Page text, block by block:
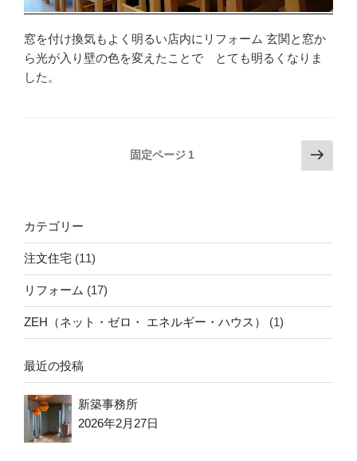
窓を付け換気もよく明るい店内にリフォーム 玄関と窓か
ら光が入り壁の色を変えたことで とても明るくなりま
した。
ペ
ー
ジ
送
り
固定ページ 1
次
の
カテゴリー
注文住宅 (11)
リフォーム (17)
ZEH（ネット・ゼロ・ エネルギー・ハウス） (1)
最近の投稿
新築事務所
2026年2月27日